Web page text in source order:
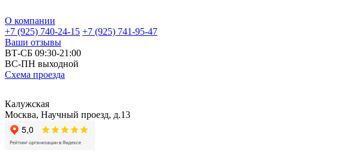
О компании
+7 (925) 740-24-15 +7 (925) 741-95-47
Ваши отзывы
ВТ-СБ 09:30-21:00
ВС-ПН выходной
Схема проезда
Калужская
Москва, Научный проезд, д.13